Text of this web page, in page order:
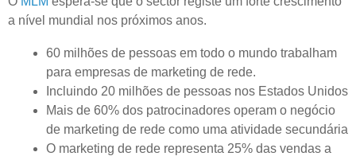
a nível mundial nos próximos anos.
60 milhões de pessoas em todo o mundo trabalham
para empresas de marketing de rede.
Incluindo 20 milhões de pessoas nos Estados Unidos
Mais de 60% dos patrocinadores operam o negócio
de marketing de rede como uma atividade secundária
O marketing de rede representa 25% das vendas a